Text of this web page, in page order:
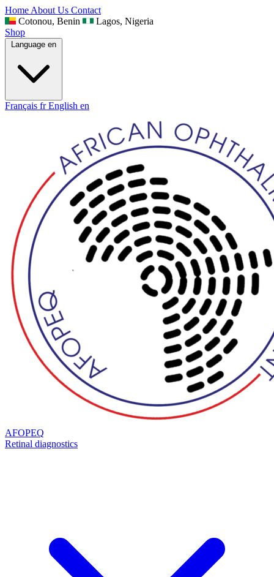
Home About Us Contact
Cotonou, Benin
Lagos, Nigeria
Shop
Language en
Français fr English en
AFOPEQ
Retinal diagnostics